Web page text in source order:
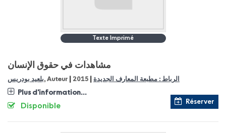
Texte Imprimé
مشاهدات في حقوق الإنسان
بلعيد بودريس, Auteur الرباط : مطبعة المعارف الجديدة 2015
Plus d'information...
Réserver
Disponible